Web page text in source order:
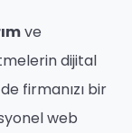
ve
dijital
firmanızı bir
web